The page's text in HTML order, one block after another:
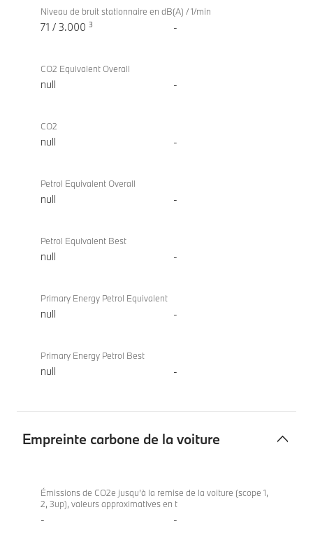
Niveau de bruit stationnaire en dB(A) / 1/min
71 / 3.000 3 -
CO2 Equivalent Overall
null -
CO2
null -
Petrol Equivalent Overall
null -
Petrol Equivalent Best
null -
Primary Energy Petrol Equivalent
null -
Primary Energy Petrol Best
null -
Empreinte carbone de la voiture
carbone
520d
Berline
Émissions de CO2e jusqu’à la remise de la voiture (scope 1,
2, 3up), valeurs approximatives en t
- -